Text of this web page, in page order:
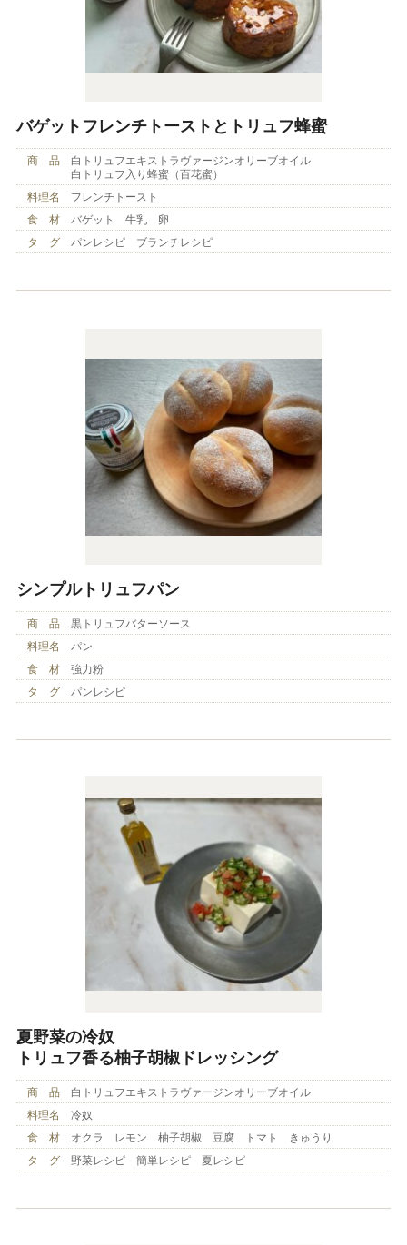
バゲットフレンチトーストとトリュフ蜂蜜
商 品
白トリュフエキストラヴァージンオリーブオイル
白トリュフ入り蜂蜜（百花蜜）
料理名
フレンチトースト
食 材
バゲット 牛乳 卵
タ グ
パンレシピ ブランチレシピ
シンプルトリュフパン
商 品
黒トリュフバターソース
料理名
パン
食 材
強力粉
タ グ
パンレシピ
夏野菜の冷奴
トリュフ香る柚子胡椒ドレッシング
商 品
白トリュフエキストラヴァージンオリーブオイル
料理名
冷奴
食 材
オクラ レモン 柚子胡椒 豆腐 トマト きゅうり
タ グ
野菜レシピ 簡単レシピ 夏レシピ